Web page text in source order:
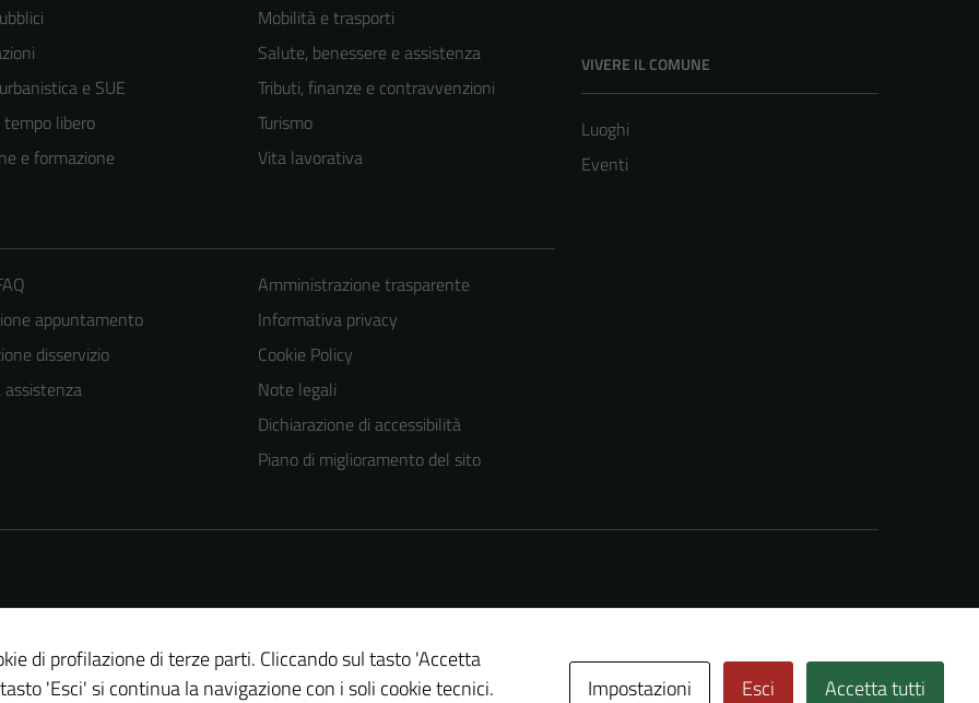
e SUE
libero
e formazione
Mobilità e trasporti
Salute, benessere e assistenza
Tributi, finanze e contravvenzioni
Turismo
Vita lavorativa
VIVERE IL COMUNE
Luoghi
Eventi
appuntamento
disservizio
assistenza
Amministrazione trasparente
Informativa privacy
Cookie Policy
Note legali
Dichiarazione di accessibilità
Piano di miglioramento del sito
di profilazione di terze parti. Cliccando sul tasto 'Accetta
'Esci' si continua la navigazione con i soli cookie tecnici.
Impostazioni Esci Accetta tutti
Tecnici
Questi cookie
possono
disabilitati.